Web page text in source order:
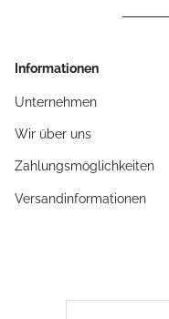
Informationen
Unternehmen
Wir über uns
Zahlungsmöglichkeiten
Versandinformationen